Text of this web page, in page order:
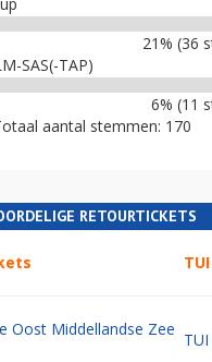
21% (36
SAS(-TAP)
6% (11
aantal stemmen: 170
RETOURTICKETS
TUI
Oost Middellandse Zee
TUI